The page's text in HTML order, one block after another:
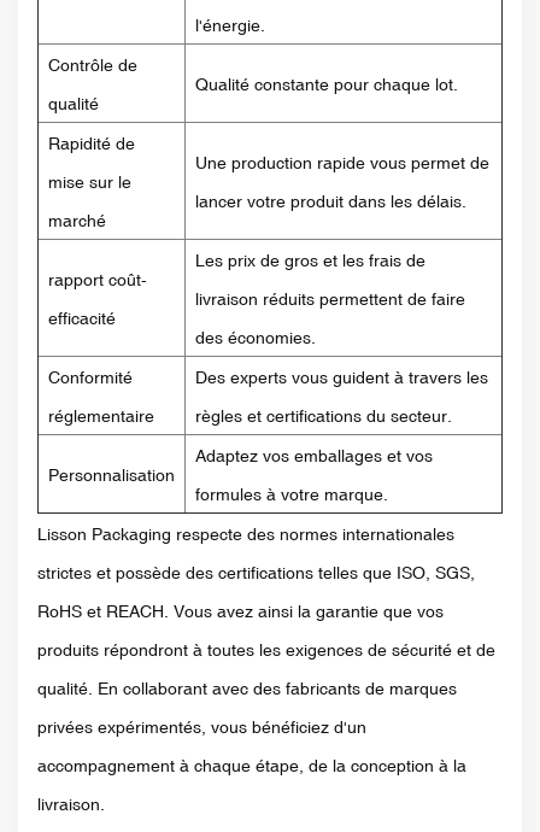
l'énergie.
Contrôle de
qualité
Qualité constante pour chaque lot.
Rapidité de
mise sur le
marché
Une production rapide vous permet de
lancer votre produit dans les délais.
rapport coût-
efficacité
Les prix de gros et les frais de
livraison réduits permettent de faire
des économies.
Conformité
réglementaire
Des experts vous guident à travers les
règles et certifications du secteur.
Personnalisation
Adaptez vos emballages et vos
formules à votre marque.
Lisson Packaging respecte des normes internationales
strictes et possède des certifications telles que ISO, SGS,
RoHS et REACH. Vous avez ainsi la garantie que vos
produits répondront à toutes les exigences de sécurité et de
qualité. En collaborant avec des fabricants de marques
privées expérimentés, vous bénéficiez d'un
accompagnement à chaque étape, de la conception à la
livraison.